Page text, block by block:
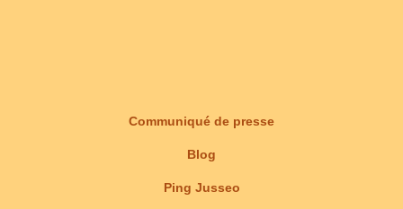
Communiqué de presse
Blog
Ping Jusseo